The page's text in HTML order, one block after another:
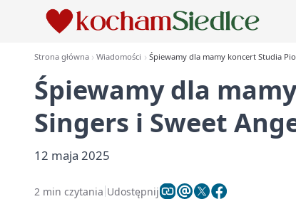
Strona główna Wiadomości Śpiewamy dla mamy koncert Studia
Śpiewamy dla
Singers i Sweet
12 maja 2025
2 min czytania Udostępnij